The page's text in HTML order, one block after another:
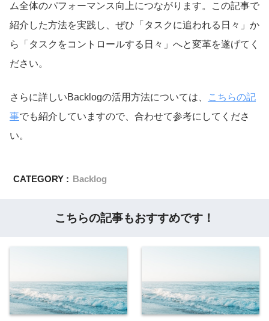
ム全体のパフォーマンス向上につながります。この記事で
紹介した方法を実践し、ぜひ「タスクに追われる日々」か
ら「タスクをコントロールする日々」へと変革を遂げてく
ださい。
さらに詳しいBacklogの活用方法については、
こちらの記
事でも紹介していますので、合わせて参考にしてくださ
い。
CATEGORY : Backlog
こちらの記事もおすすめです！